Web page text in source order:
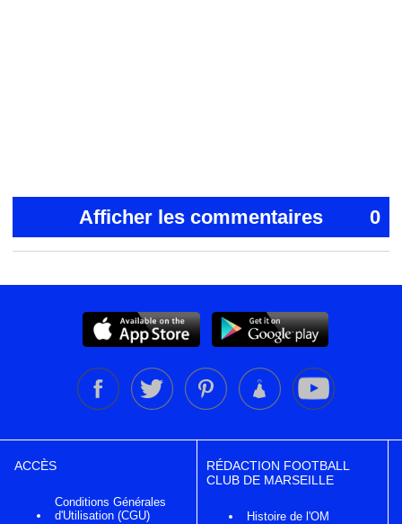
Afficher les commentaires 0
ACCÈS
Conditions Générales
d'Utilisation (CGU)
RÉDACTION FOOTBALL
CLUB DE MARSEILLE
Histoire de l'OM